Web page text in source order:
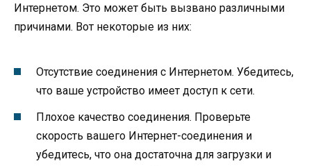
Интернетом. Это может быть вызвано различными
причинами. Вот некоторые из них:
Отсутствие соединения с Интернетом. Убедитесь,
что ваше устройство имеет доступ к сети.
Плохое качество соединения. Проверьте
скорость вашего Интернет-соединения и
убедитесь, что она достаточна для загрузки и